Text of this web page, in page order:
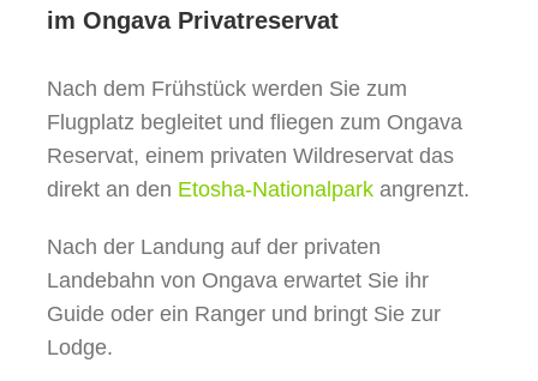
im Ongava Privatreservat
Nach dem Frühstück werden Sie zum
Flugplatz begleitet und fliegen zum Ongava
Reservat, einem privaten Wildreservat das
direkt an den Etosha-Nationalpark angrenzt.
Nach der Landung auf der privaten
Landebahn von Ongava erwartet Sie ihr
Guide oder ein Ranger und bringt Sie zur
Lodge.